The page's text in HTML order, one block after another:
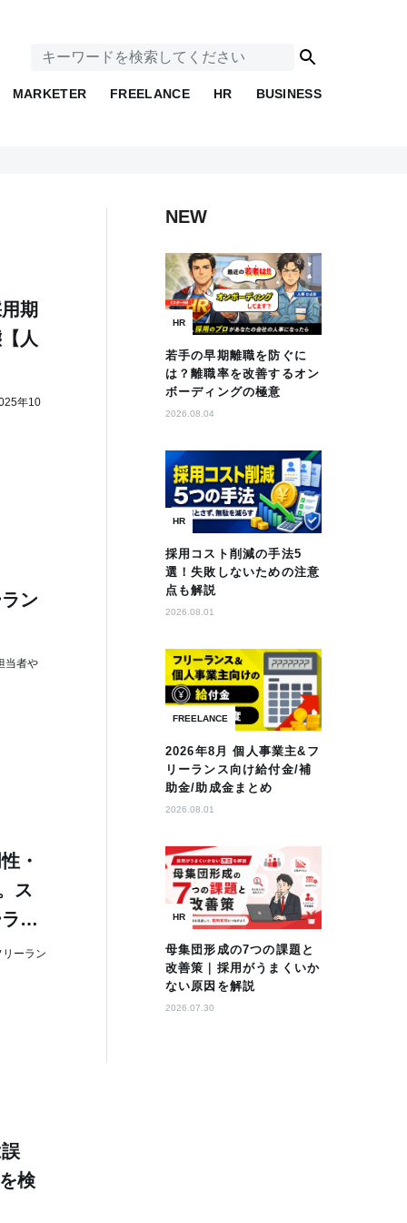
MARKETER FREELANCE HR BUSINESS
期
人
年10
ン
当者や
・
ス
ン
ーラン
検
NEW
HR
若手の早期離職を防ぐに
は？離職率を改善するオン
ボーディングの極意
2026.08.04
HR
採用コスト削減の手法5
選！失敗しないための注意
点も解説
2026.08.01
FREELANCE
2026年8月 個人事業主&フ
リーランス向け給付金/補
助金/助成金まとめ
2026.08.01
HR
母集団形成の7つの課題と
改善策｜採用がうまくいか
ない原因を解説
2026.07.30